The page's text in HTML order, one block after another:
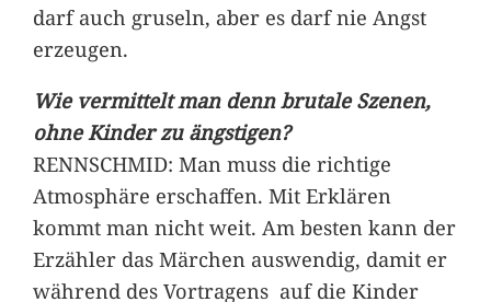
darf auch gruseln, aber es darf nie Angst
erzeugen.
Wie vermittelt man denn brutale Szenen,
ohne Kinder zu ängstigen?
RENNSCHMID: Man muss die richtige
Atmosphäre erschaffen. Mit Erklären
kommt man nicht weit. Am besten kann der
Erzähler das Märchen auswendig, damit er
während des Vortragens auf die Kinder